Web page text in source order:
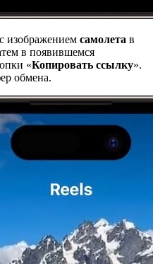
изображением самолета в
в появившемся
«Копировать ссылку».
обмена.